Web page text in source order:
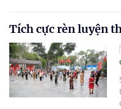
Tích cực rèn luyện